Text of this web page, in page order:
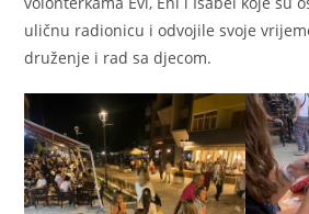
uličnu radionicu i odvojile svoje
druženje i rad sa djecom.